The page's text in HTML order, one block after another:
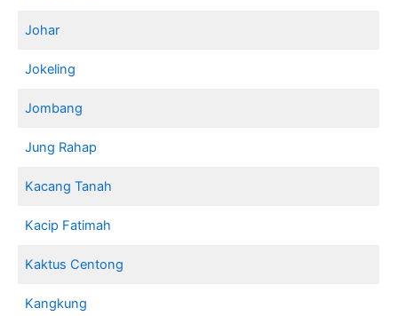
Johar
Jokeling
Jombang
Jung Rahap
Kacang Tanah
Kacip Fatimah
Kaktus Centong
Kangkung